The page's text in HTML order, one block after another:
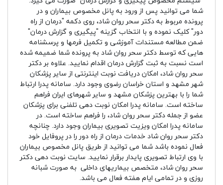
شما می توانید پس از ورود به پانل مخصوص بیماران و در
پرونده مربوط به دکتر سحر روان شاد، روی دکمه "درمان از راه
دور" کلیک نموده و با انتخاب گزینه "پیگیری و گزارش درمان"
ضمن مطالعه مستندات آموزشی و تکمیل فرمها و پرسشنامه
هایی که توسط دکتر سحر روان شاد به پرونده شما ضمیمه شده
است نسبت به ثبت گزارش درمان اقدام نمایید. علاوه بر دکتر
سحر روان شاد، امکان دریافت نوبت اینترنتی از سایر پزشکان
شهر مشهد و استان خراسان رضوی وجود دارد. سامانه پدرا ارتباط
شما را با بهترین پزشکان مشهد و سایر شهرهای ایران فراهم
ساخته است. سامانه پدرا امکان نوبت دهی تلفنی برای پزشکان
عضو از جمله دکتر سحر روان شاد، را فراهم ساخته است. در
سامانه پدرا امکان ویزیت تصویری بیماران وجود دارد. چنانچه
دکتر سحر روان شاد خدمات درمان از راه دور را در پروفایل خود
فعال نموده باشد شما می توانید از طریق پانل مخصوص بیماران
با وی ارتباط تصویری پایدار برقرار نمایید. سایت نوبت دهی دکتر
سحر روان شاد، متخصص بیماریهای داخلی به صورت شبانه
روزی و در تمامی ایام هفته فعال می باشد.